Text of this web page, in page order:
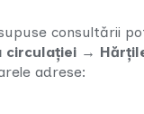
consultării
circulației →
adrese: